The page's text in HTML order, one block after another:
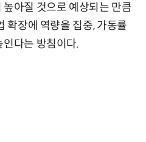
아질 것으로 예상되는 만큼
확장에 역량을 집중, 가동률
다는 방침이다.